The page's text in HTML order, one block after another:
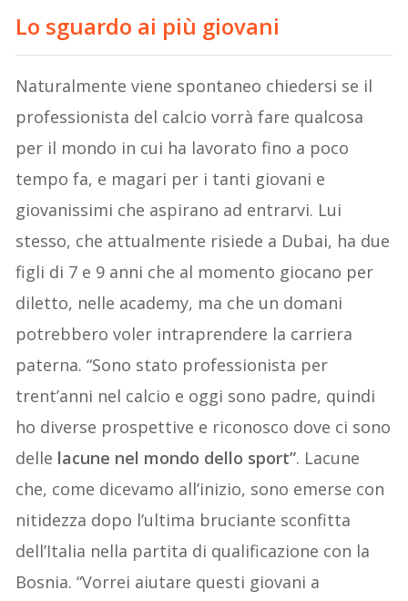
Lo sguardo ai più giovani
Naturalmente viene spontaneo chiedersi se il
professionista del calcio vorrà fare qualcosa
per il mondo in cui ha lavorato fino a poco
tempo fa, e magari per i tanti giovani e
giovanissimi che aspirano ad entrarvi. Lui
stesso, che attualmente risiede a Dubai, ha due
figli di 7 e 9 anni che al momento giocano per
diletto, nelle academy, ma che un domani
potrebbero voler intraprendere la carriera
paterna. “Sono stato professionista per
trent’anni nel calcio e oggi sono padre, quindi
ho diverse prospettive e riconosco dove ci sono
delle lacune nel mondo dello sport”. Lacune
che, come dicevamo all’inizio, sono emerse con
nitidezza dopo l’ultima bruciante sconfitta
dell’Italia nella partita di qualificazione con la
Bosnia. “Vorrei aiutare questi giovani a